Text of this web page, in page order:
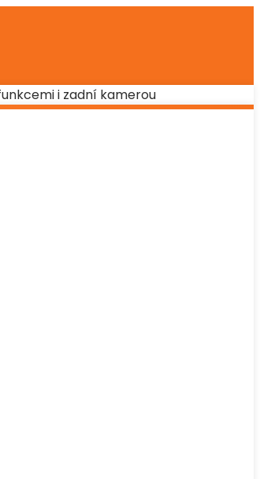
i zadní kamerou